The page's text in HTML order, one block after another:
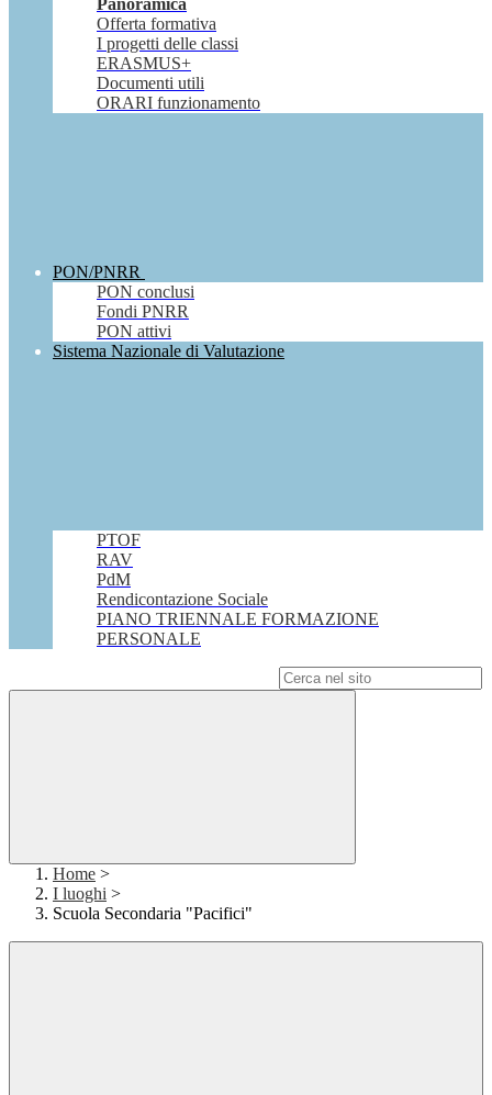
Panoramica
Offerta formativa
I progetti delle classi
ERASMUS+
Documenti utili
ORARI funzionamento
PON/PNRR
PON conclusi
Fondi PNRR
PON attivi
Sistema Nazionale di Valutazione
PTOF
RAV
PdM
Rendicontazione Sociale
PIANO TRIENNALE FORMAZIONE
PERSONALE
Home >
I luoghi >
Scuola Secondaria "Pacifici"